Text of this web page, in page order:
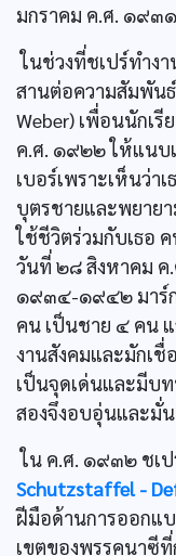
มกราคม ค.ศ. ๑๙๓
ในช่วงที่ชเปร์ทำงา
สานต่อความสัมพันธ์
Weber) เพื่อนนักเ
ค.ศ. ๑๙๒๒ ให้แนบ
เบอร์เพราะเห็นว่า
บุตรชายและพยาย
ใช้ชีวิตร่วมกับเธอ
วันที่ ๒๘ สิงหาคม ค
๑๙๓๔-๑๙๔๒ มาร์ก
คน เป็นชาย ๔ คน
งานสังคมและมักเ
เป็นจุดเด่นและมีบ
สองจึงอบอุ่นและมั่
ใน ค.ศ. ๑๙๓๒ ชเ
Schutzstaffel -
ฝีมือด้านการออกแ
เขตของพรรคนาซี